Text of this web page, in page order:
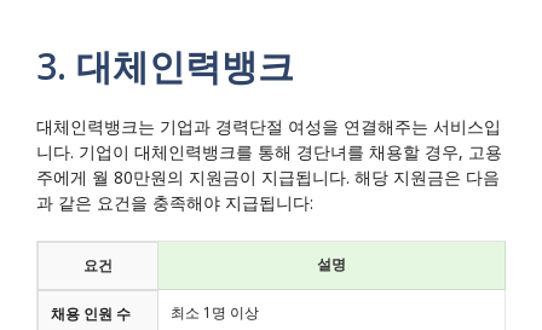
3. 대체인력뱅크
대체인력뱅크는 기업과 경력단절 여성을 연결해주는 서비스입
니다. 기업이 대체인력뱅크를 통해 경단녀를 채용할 경우, 고용
주에게 월 80만원의 지원금이 지급됩니다. 해당 지원금은 다음
과 같은 요건을 충족해야 지급됩니다:
요건 설명
채용 인원 수 최소 1명 이상